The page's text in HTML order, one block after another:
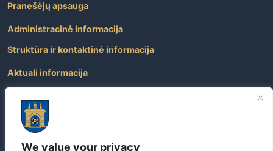
We value your privacy
Pranešėjų apsauga
Administracinė informacija
Struktūra ir kontaktinė informacija
Aktuali informacija
Atviri duomenys
Nuorodos